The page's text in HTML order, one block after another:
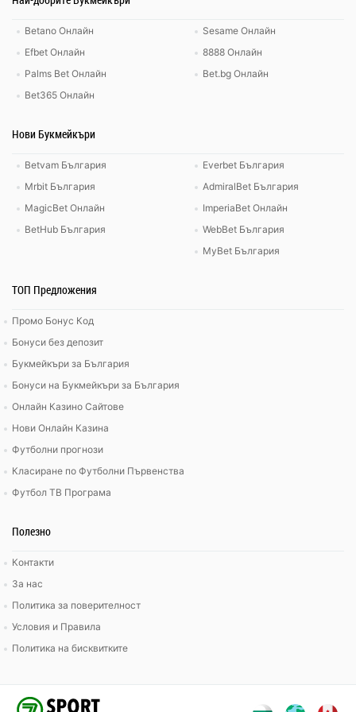
Betano Онлайн
Efbet Онлайн
Palms Bet Онлайн
Bet365 Онлайн
Sesame Онлайн
8888 Онлайн
Bet.bg Онлайн
Нови Букмейкъри
Betvam България
Mrbit България
MagicBet Онлайн
BetHub България
Everbet България
AdmiralBet България
ImperiaBet Онлайн
WebBet България
MyBet България
ТОП Предложения
Промо Бонус Код
Бонуси без депозит
Букмейкъри за България
Бонуси на Букмейкъри за България
Онлайн Казино Сайтове
Нови Онлайн Казина
Футболни прогнози
Класиране по Футболни Първенства
Футбол ТВ Програма
Полезно
Контакти
За нас
Политика за поверителност
Условия и Правила
Политика на бисквитките